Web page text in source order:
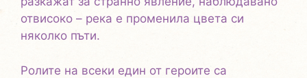
отвисоко – река е променила цвета си
няколко пъти.
Ролите на всеки един от героите са